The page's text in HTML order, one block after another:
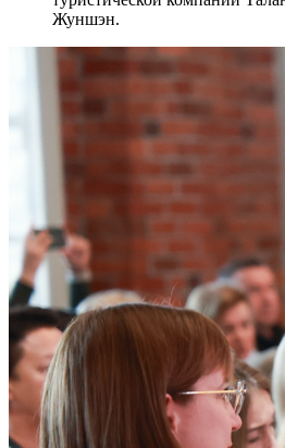
Жуншэн.